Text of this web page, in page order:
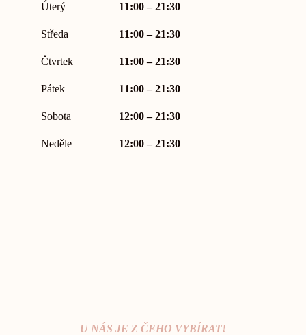
Úterý 11:00 – 21:30
Středa 11:00 – 21:30
Čtvrtek 11:00 – 21:30
Pátek 11:00 – 21:30
Sobota 12:00 – 21:30
Neděle 12:00 – 21:30
U NÁS JE Z ČEHO VYBÍRAT!